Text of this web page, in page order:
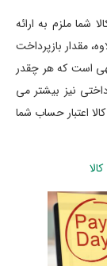
شما ملزم به ارائه
مقدار بازپرداخت
است که هر چقدر
نیز بیشتر می
اعتبار حساب شما